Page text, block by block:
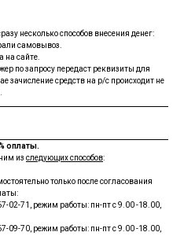
несколько способов внесения денег:
самовывоз.
на сайте.
по запросу передаст реквизиты для
зачисление средств на р/с происходит не
оплаты.
из следующих способов:
только после согласования
02-71
, режим работы: пн-пт с 9.00 -18.00,
09-70 , режим работы: пн-пт с 9.00 -18.00,